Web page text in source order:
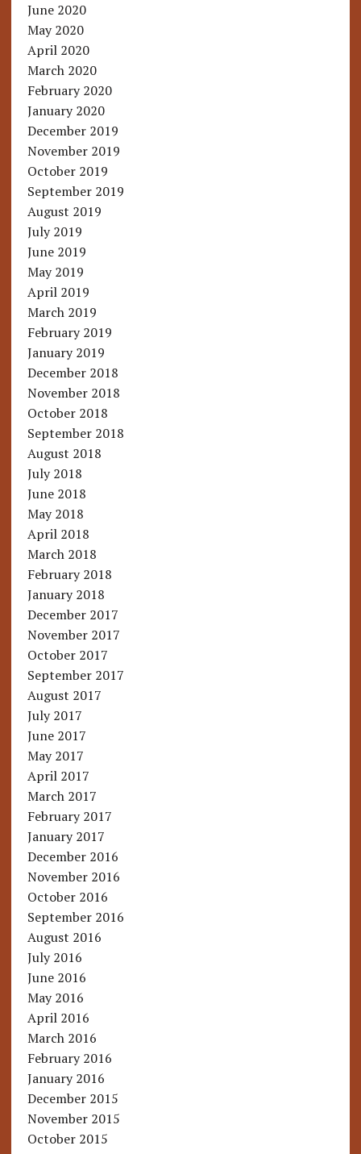
June 2020
May 2020
April 2020
March 2020
February 2020
January 2020
December 2019
November 2019
October 2019
September 2019
August 2019
July 2019
June 2019
May 2019
April 2019
March 2019
February 2019
January 2019
December 2018
November 2018
October 2018
September 2018
August 2018
July 2018
June 2018
May 2018
April 2018
March 2018
February 2018
January 2018
December 2017
November 2017
October 2017
September 2017
August 2017
July 2017
June 2017
May 2017
April 2017
March 2017
February 2017
January 2017
December 2016
November 2016
October 2016
September 2016
August 2016
July 2016
June 2016
May 2016
April 2016
March 2016
February 2016
January 2016
December 2015
November 2015
October 2015